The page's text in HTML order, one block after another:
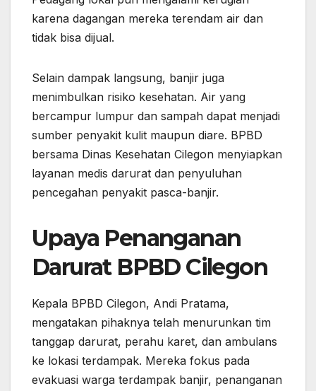
karena dagangan mereka terendam air dan
tidak bisa dijual.
Selain dampak langsung, banjir juga
menimbulkan risiko kesehatan. Air yang
bercampur lumpur dan sampah dapat menjadi
sumber penyakit kulit maupun diare. BPBD
bersama Dinas Kesehatan Cilegon menyiapkan
layanan medis darurat dan penyuluhan
pencegahan penyakit pasca-banjir.
Upaya Penanganan
Darurat BPBD Cilegon
Kepala BPBD Cilegon, Andi Pratama,
mengatakan pihaknya telah menurunkan tim
tanggap darurat, perahu karet, dan ambulans
ke lokasi terdampak. Mereka fokus pada
evakuasi warga terdampak banjir, penanganan